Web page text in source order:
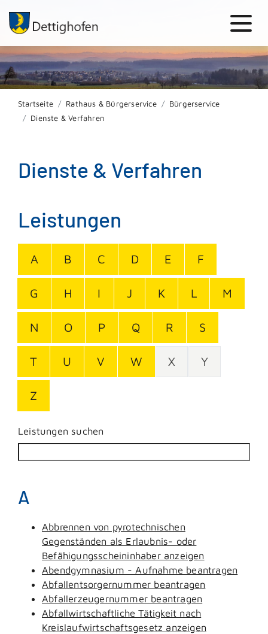
Startseite Rathaus & Bürgerservice
Bürgerservice
Dienste & Verfahren
Dienste & Verfahren
Leistungen
A B C D E F
G H I J K L M
N O P Q R S
T U V W X Y
Z
Leistungen suchen
A
Abbrennen von pyrotechnischen
Gegenständen als Erlaubnis- oder
Befähigungsscheininhaber anzeigen
Abendgymnasium - Aufnahme beantragen
Abfallentsorgernummer beantragen
Abfallerzeugernummer beantragen
Abfallwirtschaftliche Tätigkeit nach
Kreislaufwirtschaftsgesetz anzeigen